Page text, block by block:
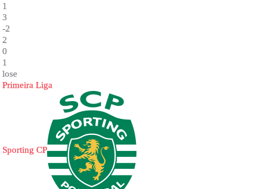
1
3
-2
2
0
1
lose
Primeira Liga
Sporting CP